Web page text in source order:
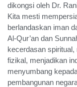
dikongsi oleh Dr.
Kita mesti
berlandaskan iman
Al-Qur’an dan
kecerdasan
fizikal, menjadikan
menyumbang
pembangunan